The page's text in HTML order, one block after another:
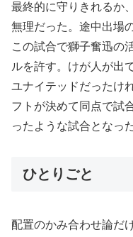
最終的に守りきれるか
無理だった。途中出場
この試合で獅子奮迅の
ルを許す。けが人が出
ユナイテッドだったけ
フトが決めて同点で試
ったような試合となった
ひとりごと
配置のかみ合わせ論だ